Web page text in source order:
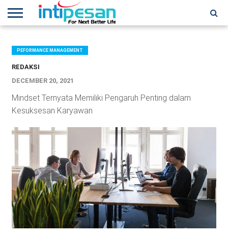
NEWS
CONFERENCES
TRAINING
IPSHOW
EVENT
IP
NETWORK
MORE
PEFORMANCE MANAGEMENT
REDAKSI
DECEMBER 20, 2021
Mindset Ternyata Memiliki Pengaruh Penting dalam
Kesuksesan Karyawan